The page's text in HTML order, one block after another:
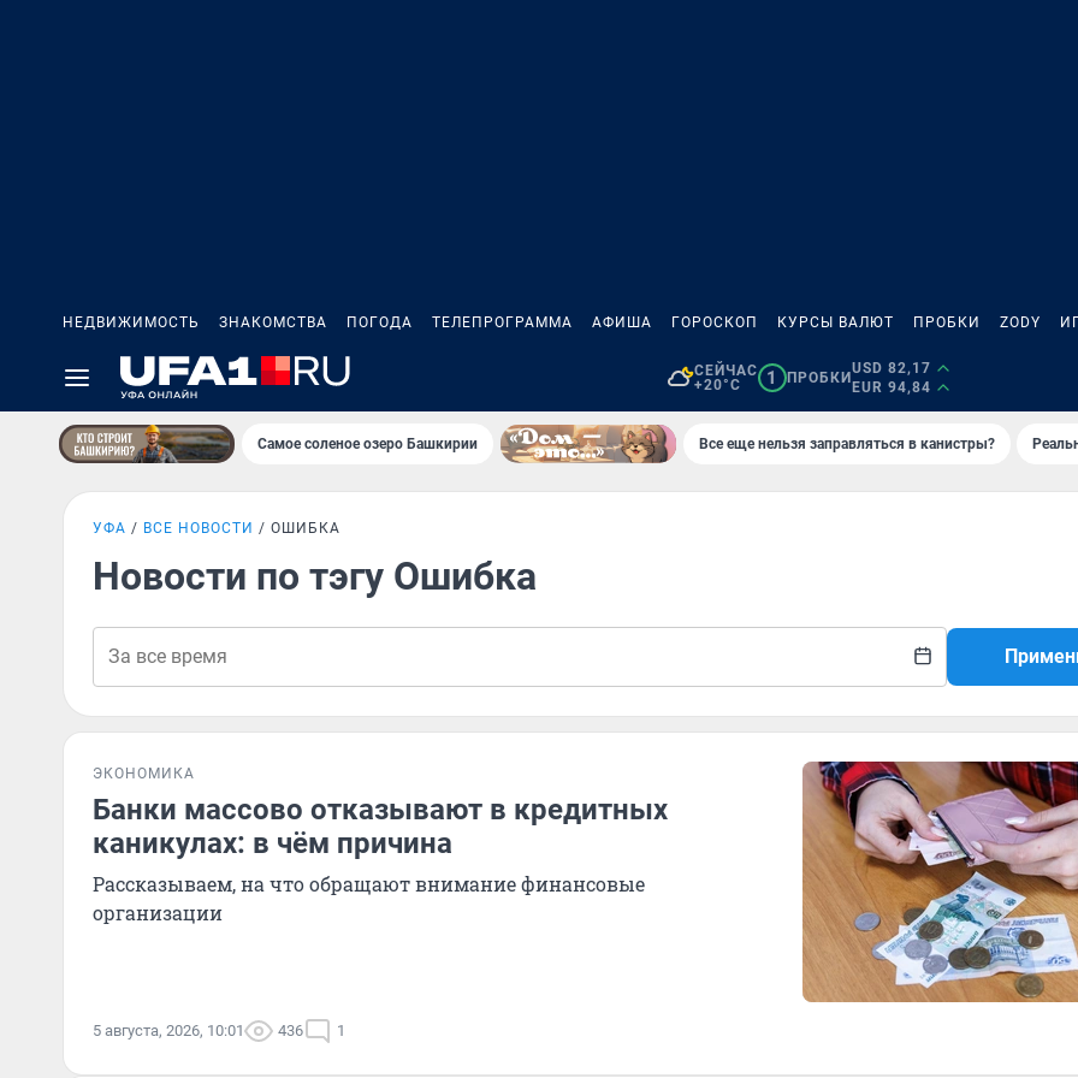
НЕДВИЖИМОСТЬ ЗНАКОМСТВА ПОГОДА ТЕЛЕПРОГРАММА АФИША ГОРОСКОП КУРСЫ ВАЛЮТ ПРОБКИ ZODY
СЕЙЧАС
+20°C
1 ПРОБКИ
USD 82,17
EUR 94,84
Самое соленое озеро Башкирии Все еще нельзя заправляться в канистры?
УФА ВСЕ НОВОСТИ ОШИБКА
Новости по тэгу Ошибка
ЭКОНОМИКА
Банки массово отказывают в кредитных
каникулах: в чём причина
Рассказываем, на что обращают внимание финансовые
организации
5 августа, 2026, 10:01 436 1